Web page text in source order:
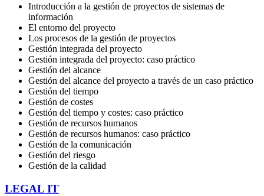
Introducción a la gestión de proyectos de sistemas de
información
El entorno del proyecto
Los procesos de la gestión de proyectos
Gestión integrada del proyecto
Gestión integrada del proyecto: caso práctico
Gestión del alcance
Gestión del alcance del proyecto a través de un caso práctico
Gestión del tiempo
Gestión de costes
Gestión del tiempo y costes: caso práctico
Gestión de recursos humanos
Gestión de recursos humanos: caso práctico
Gestión de la comunicación
Gestión del riesgo
Gestión de la calidad
LEGAL IT